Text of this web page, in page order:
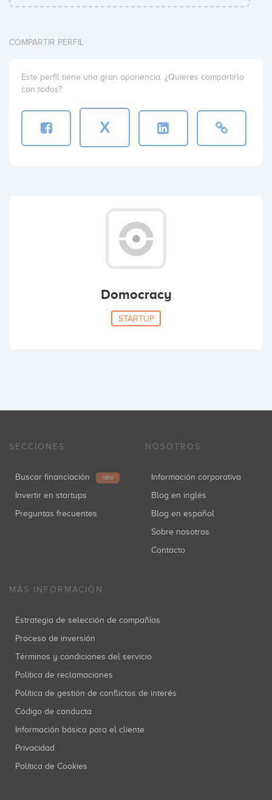
COMPARTIR PERFIL
Este perfil tiene una gran apariencia. ¿Quieres compartirlo
con todos?
X
Domocracy
STARTUP
SECCIONES
Buscar financiación NEW
Invertir en startups
Preguntas frecuentes
NOSOTROS
Información corporativa
Blog en inglés
Blog en español
Sobre nosotros
Contacto
MÁS INFORMACIÓN
Estrategia de selección de compañías
Proceso de inversión
Términos y condiciones del servicio
Política de reclamaciones
Política de gestión de conflictos de interés
Código de conducta
Información básica para el cliente
Privacidad
Política de Cookies